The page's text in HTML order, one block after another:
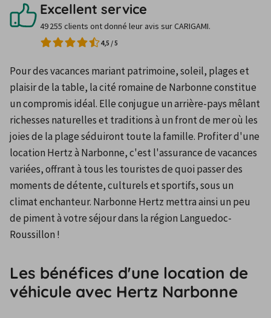
Excellent service
49 255 clients ont donné leur avis sur CARIGAMI.
4,5 /5
Pour des vacances mariant patrimoine, soleil, plages et
plaisir de la table, la cité romaine de Narbonne constitue
un compromis idéal. Elle conjugue un arrière-pays mêlant
richesses naturelles et traditions à un front de mer où les
joies de la plage séduiront toute la famille. Profiter d'une
location Hertz à Narbonne, c'est l'assurance de vacances
variées, offrant à tous les touristes de quoi passer des
moments de détente, culturels et sportifs, sous un
climat enchanteur. Narbonne Hertz mettra ainsi un peu
de piment à votre séjour dans la région Languedoc-
Roussillon !
Les bénéfices d'une location de
véhicule avec Hertz Narbonne